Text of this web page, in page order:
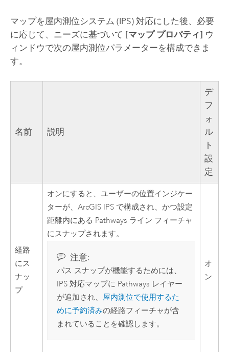
マップを屋内測位システム (IPS) 対応にした後、必要
に応じて、ニーズに基づいて [マップ プロパティ] ウ
ィンドウで次の屋内測位パラメーターを構成できま
す。
名前 説明
デ
フ
ォ
ル
ト
設
定
経路
にス
ナッ
プ
オンにすると、ユーザーの位置インジケー
ターが、ArcGIS IPS で構成され、かつ設定
距離内にある Pathways ライン フィーチャ
にスナップされます。
注意:
パス スナップが機能するためには、
IPS 対応マップに Pathways レイヤー
が追加され、 屋内測位で使用するた
めに予約済みの経路フィーチャが含
まれていることを確認します。
オ
ン